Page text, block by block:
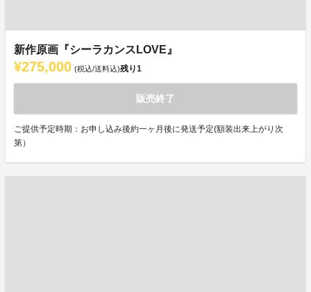
新作原画『シーラカンスLOVE』
¥275,000 (税込/送料込)残り1
販売終了
ご提供予定時期：お申し込み後約一ヶ月後に発送予定(額装出来上がり次
第）